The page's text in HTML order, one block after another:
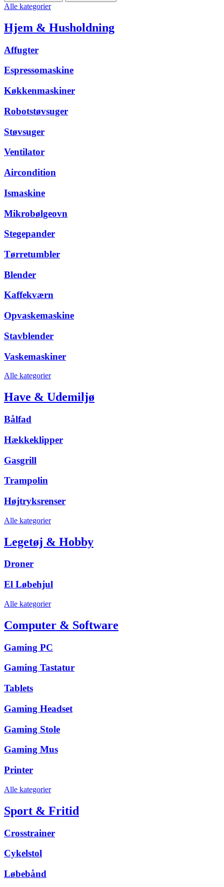
Alle kategorier
Hjem & Husholdning
Affugter
Espressomaskine
Køkkenmaskiner
Robotstøvsuger
Støvsuger
Ventilator
Aircondition
Ismaskine
Mikrobølgeovn
Stegepander
Tørretumbler
Blender
Kaffekværn
Opvaskemaskine
Stavblender
Vaskemaskiner
Alle kategorier
Have & Udemiljø
Bålfad
Hækkeklipper
Gasgrill
Trampolin
Højtryksrenser
Alle kategorier
Legetøj & Hobby
Droner
El Løbehjul
Alle kategorier
Computer & Software
Gaming PC
Gaming Tastatur
Tablets
Gaming Headset
Gaming Stole
Gaming Mus
Printer
Alle kategorier
Sport & Fritid
Crosstrainer
Cykelstol
Løbebånd